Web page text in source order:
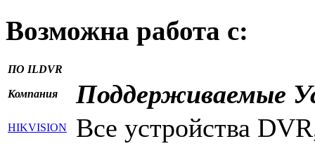
Возможна работа с:
ПО ILDVR
Компания Поддерживаемые
HIKVISION Все устройства